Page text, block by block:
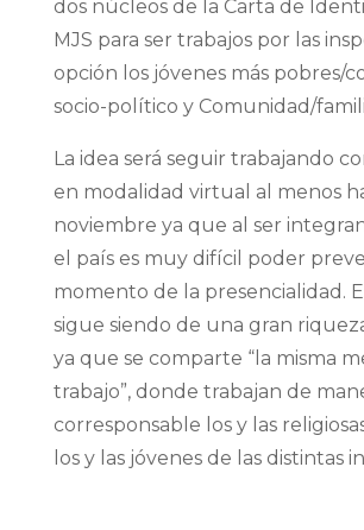
dos núcleos de la Carta de
MJS para ser trabajos por las
opción los jóvenes más pobres/
socio-político y Comunidad/
La idea será seguir trabajando
en modalidad virtual al menos
noviembre ya que al ser
el país es muy difícil poder
momento de la presencialidad.
sigue siendo de una gran
ya que se comparte “la misma
trabajo”, donde trabajan de
corresponsable los y las
los y las jóvenes de las distintas